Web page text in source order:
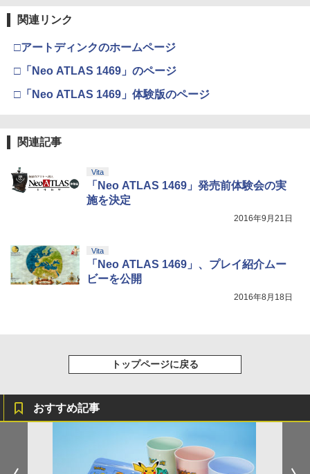
関連リンク
□アートディンクのホームページ
□「Neo ATLAS 1469」のページ
□「Neo ATLAS 1469」体験版のページ
関連記事
Vita
「Neo ATLAS 1469」発売前体験会の実
施を決定
2016年9月21日
Vita
「Neo ATLAS 1469」、プレイ紹介ムー
ビーを公開
2016年8月18日
トップページに戻る
おすすめ記事